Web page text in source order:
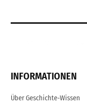
INFORMATIONEN
Über Geschichte-Wissen